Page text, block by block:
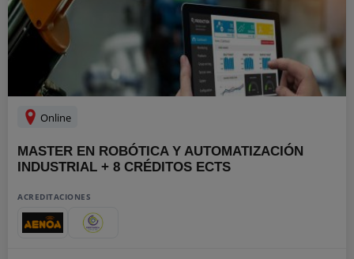
Online
MASTER EN ROBÓTICA Y AUTOMATIZACIÓN
INDUSTRIAL + 8 CRÉDITOS ECTS
ACREDITACIONES